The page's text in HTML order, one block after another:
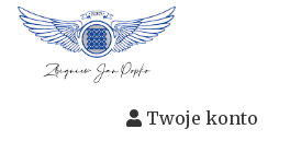
Twoje konto